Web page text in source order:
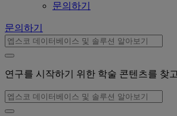
문의하기
문의하기
연구를 시작하기 위한 학술 콘텐츠를 찾